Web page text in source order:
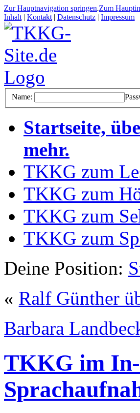
Zur Hauptnavigation springen.Zum
Inhalt | Kontakt | Datenschutz | Impressum
Name:
Startseite,
mehr.
TKKG zum
TKKG zum
TKKG zum
TKKG zum
Deine Position:
« Ralf Günther
Barbara
TKKG im